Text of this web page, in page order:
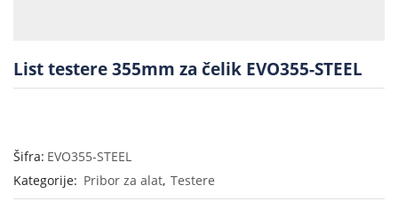
List testere 355mm za čelik EVO355-STEEL
Šifra: EVO355-STEEL
Kategorije: Pribor za alat, Testere